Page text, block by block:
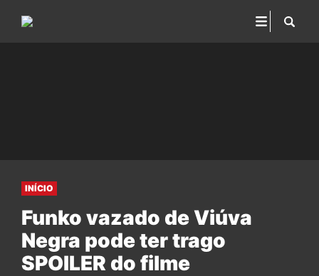
INÍCIO
Funko vazado de Viúva
Negra pode ter trago
SPOILER do filme